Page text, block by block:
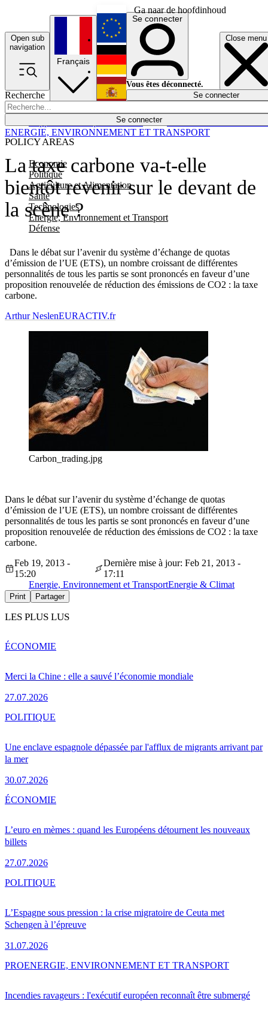
Ga naar de hoofdinhoud
Open sub
navigation
Close menu
Recherche
Se connecter
POLICY AREAS
Economie
Politique
Agriculture et Alimentation
Santé
Technologies
Energie, Environnement et Transport
Défense
Économie
Français
English
Deutsch
Español
Se connecter
Vous êtes déconnecté.
Se connecter
La taxe carbone va-t-elle
bientôt revenir sur le devant de
la scène ?
Dans le débat sur l’avenir du système d’échange de quotas
d’émission de l’UE (ETS), un nombre croissant de différentes
personnalités de tous les partis se sont prononcés en faveur d’une
proposition renouvelée de réduction des émissions de CO2 : la taxe
carbone.
ENERGIE, ENVIRONNEMENT ET TRANSPORT
Arthur NeslenEURACTIV.fr
Carbon_trading.jpg
Dans le débat sur l’avenir du système d’échange de quotas
d’émission de l’UE (ETS), un nombre croissant de différentes
personnalités de tous les partis se sont prononcés en faveur d’une
proposition renouvelée de réduction des émissions de CO2 : la taxe
carbone.
Feb 19, 2013 -
15:20
Dernière mise à jour: Feb 21, 2013 -
17:11
Energie, Environnement et TransportEnergie & Climat
Print Partager
LES PLUS LUS
Merci la Chine : elle a sauvé l’économie mondiale
27.07.2026
ÉCONOMIE
Une enclave espagnole dépassée par l'afflux de migrants arrivant par
la mer
30.07.2026
POLITIQUE
L’euro en mèmes : quand les Européens détournent les nouveaux
billets
27.07.2026
ÉCONOMIE
L’Espagne sous pression : la crise migratoire de Ceuta met
Schengen à l’épreuve
31.07.2026
POLITIQUE
Incendies ravageurs : l'exécutif européen reconnaît être submergé
PROENERGIE, ENVIRONNEMENT ET TRANSPORT